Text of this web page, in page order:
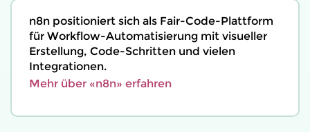
n8n positioniert sich als Fair-Code-Plattform
für Workflow-Automatisierung mit visueller
Erstellung, Code-Schritten und vielen
Integrationen.
Mehr über «n8n» erfahren